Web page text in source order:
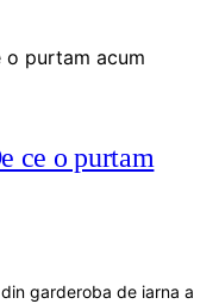
ce o purtam
garderoba de iarna a